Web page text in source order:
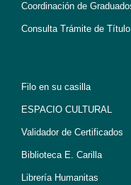
Coordinación de
Consulta Trámite de Título
Filo en su casilla
ESPACIO CULTURAL
Validador de Certificados
Biblioteca E. Carilla
Librería Humanitas